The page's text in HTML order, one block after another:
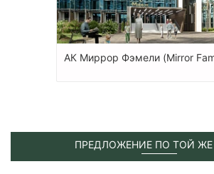
АК Миррор Фэмели (Mirror
ПРЕДЛОЖЕНИЕ ПО ТОЙ ЖЕ